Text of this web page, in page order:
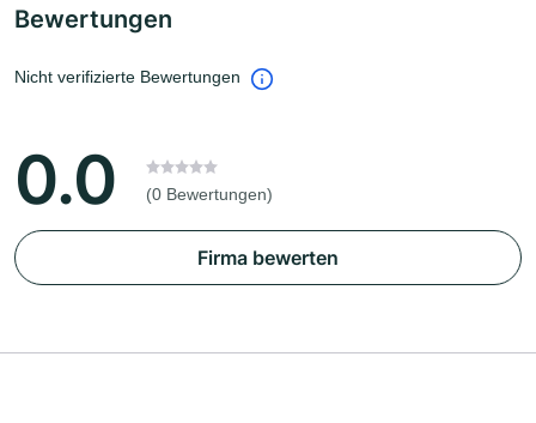
Bewertungen
Nicht verifizierte Bewertungen
0.0 (0 Bewertungen)
Firma bewerten